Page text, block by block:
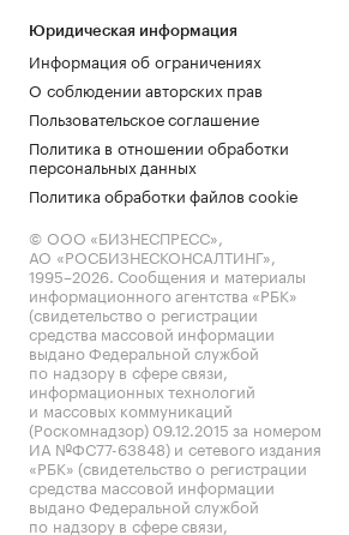
Юридическая информация
Информация об ограничениях
О соблюдении авторских прав
Пользовательское соглашение
Политика в отношении обработки
персональных данных
Политика обработки файлов cookie
© ООО «БИЗНЕСПРЕСС»,
АО «РОСБИЗНЕСКОНСАЛТИНГ»,
1995–2026. Сообщения и материалы
информационного агентства «РБК»
(свидетельство о регистрации
средства массовой информации
выдано Федеральной службой
по надзору в сфере связи,
информационных технологий
и массовых коммуникаций
(Роскомнадзор) 09.12.2015 за номером
ИА №ФС77-63848) и сетевого издания
«РБК» (свидетельство о регистрации
средства массовой информации
выдано Федеральной службой
по надзору в сфере связи,